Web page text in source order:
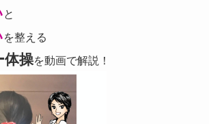
と
を整える
体操を動画で解説！